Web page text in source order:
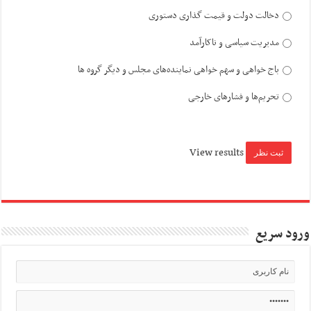
دخالت دولت و قیمت گذاری دستوری
مدیریت سیاسی و ناکارآمد
باج خواهی و سهم خواهی نماینده‌های مجلس و دیگر گروه ها
تحریم‌ها و فشارهای خارجی
View results
ورود سریع